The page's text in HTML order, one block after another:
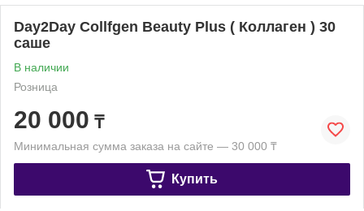
Day2Day Collfgen Beauty Plus ( Коллаген ) 30
саше
В наличии
Розница
20 000 ₸
Минимальная сумма заказа на сайте — 30 000 ₸
Купить